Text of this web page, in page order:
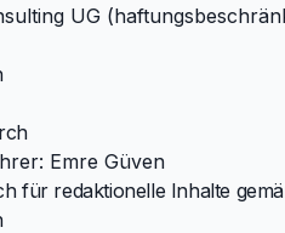
UG
Emre Güven
für redaktionelle Inhalte